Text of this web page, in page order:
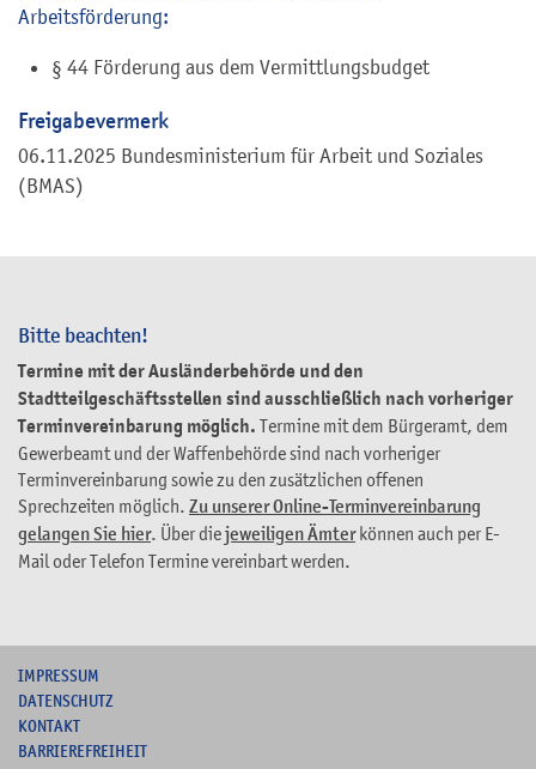
Bitte beachten!
Termine mit der Ausländerbehörde und den
Stadtteilgeschäftsstellen sind ausschließlich nach vorheriger
Terminvereinbarung möglich. Termine mit dem Bürgeramt, dem
Gewerbeamt und der Waffenbehörde sind nach vorheriger
Terminvereinbarung sowie zu den zusätzlichen offenen
Sprechzeiten möglich. Zu unserer Online-Terminvereinbarung
gelangen Sie hier. Über diejeweiligen Ämterkönnen auch per E-
Mail oder Telefon Termine vereinbart werden.
Arbeitsförderung:
§ 44 Förderung aus dem Vermittlungsbudget
Freigabevermerk
06.11.2025 Bundesministerium für Arbeit und Soziales
(BMAS)
IMPRESSUM
DATENSCHUTZ
KONTAKT
BARRIEREFREIHEIT